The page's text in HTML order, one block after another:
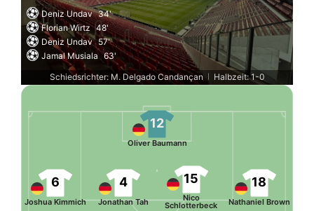
Deniz Undav 34'
Florian Wirtz 48'
Deniz Undav 57'
Jamal Musiala 63'
Schiedsrichter: M. Delgado Candançan
Halbzeit: 1-0
12
Oliver Baumann
18
Nathaniel Brown
15
Nico
Schlotterbeck
4
Jonathan Tah
6
Joshua Kimmich